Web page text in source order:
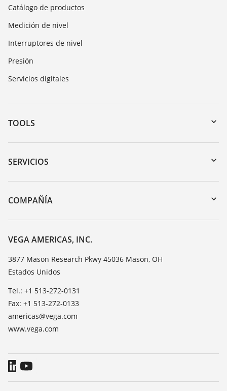
Catálogo de productos
Medición de nivel
Interruptores de nivel
Presión
Servicios digitales
TOOLS
Zona de descarga
Búsqueda por número de serie
DTM Collection/PACTware
SERVICIOS
Devolución de instrumentos
Cursos de formacion
Lista de resistencias
TeamViewer
COMPAÑÍA
Acerca de VEGA
Contacto
Notícias
Prensa
Blog
VEGA AMERICAS, INC.
3877 Mason Research Pkwy 45036 Mason, OH
Estados Unidos
Tel.: +1 513-272-0131
Fax: +1 513-272-0133
americas@vega.com
www.vega.com